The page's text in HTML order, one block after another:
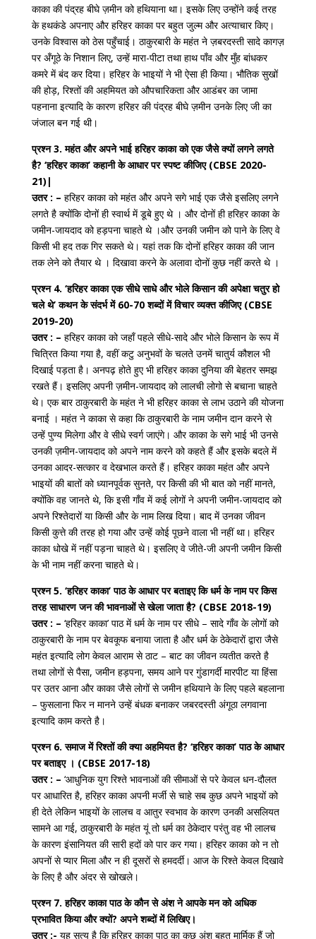
काका की पंद्रह बीघे ज़मीन को हथियाना था। इसके लिए उन्होंने कई तरह
के हथकंडे अपनाए और हरिहर काका पर बहुत जुल्म और अत्याचार किए।
उनके विश्वास को ठेस पहुँचाई। ठाकुरबारी के महंत ने ज़बरदस्ती सादे कागज़
पर अँगूठे के निशान लिए, उन्हें मारा-पीटा तथा हाथ पाँव और मुँह बांधकर
कमरे में बंद कर दिया। हरिहर के भाइयों ने भी ऐसा ही किया। भौतिक सुखों
की होड़, रिश्तों की अहमियत को औपचारिकता और आडंबर का जामा
पहनाना इत्यादि के कारण हरिहर की पंद्रह बीघे ज़मीन उनके लिए जी का
जंजाल बन गई थी।
प्रश्न 3. महंत और अपने भाई हरिहर काका को एक जैसे क्यों लगने लगते
है? ‘हरिहर काका’ कहानी के आधार पर स्पष्ट कीजिए (CBSE 2020-
21)|
उतर : – हरिहर काका को महंत और अपने सगे भाई एक जैसे इसलिए लगने
लगते है क्योंकि दोनों ही स्वार्थ में डूबे हुए थे । और दोनों ही हरिहर काका के
जमीन-जायदाद को हड़पना चाहते थे ।और उनकी जमीन को पाने के लिए वे
किसी भी हद तक गिर सकते थे। यहां तक कि दोनों हरिहर काका की जान
तक लेने को तैयार थे । दिखावा करने के अलावा दोनों कुछ नहीं करते थे ।
प्रश्न 4. ‘हरिहर काका एक सीधे साधे और भोले किसान की अपेक्षा चतुर हो
चले थे’ कथन के संदर्भ में 60-70 शब्दों में विचार व्यक्त कीजिए (CBSE
2019-20)
उतर : – हरिहर काका को जहाँ पहले सीधे-सादे और भोले किसान के रूप में
चित्रित किया गया है, वहीं कटु अनुभवों के चलते उनमें चातुर्य कौशल भी
दिखाई पड़ता है। अनपढ़ होते हुए भी हरिहर काका दुनिया की बेहतर समझ
रखते हैं। इसलिए अपनी ज़मीन-जायदाद को लालची लोगो से बचाना चाहते
थे। एक बार ठाकुरबारी के महंत ने भी हरिहर काका से लाभ उठाने की योजना
बनाई । महंत ने काका से कहा कि ठाकुरबारी के नाम जमीन दान करने से
उन्हें पुण्य मिलेगा और वे सीधे स्वर्ग जाएंगे। और काका के सगे भाई भी उनसे
उनकी ज़मीन-जायदाद को अपने नाम करने को कहते हैं और इसके बदले में
उनका आदर-सत्कार व देखभाल करते हैं। हरिहर काका महंत और अपने
भाइयों की बातों को ध्यानपूर्वक सुनते, पर किसी की भी बात को नहीं मानते,
क्योंकि वह जानते थे, कि इसी गाँव में कई लोगों ने अपनी जमीन-जायदाद को
अपने रिश्तेदारों या किसी और के नाम लिख दिया। बाद में उनका जीवन
किसी कुत्ते की तरह हो गया और उन्हें कोई पूछने वाला भी नहीं था। हरिहर
काका धोखे में नहीं पड़ना चाहते थे। इसलिए वे जीते-जी अपनी जमीन किसी
के भी नाम नहीं करना चाहते थे।
प्रश्न 5. ‘हरिहर काका’ पाठ के आधार पर बताइए कि धर्म के नाम पर किस
तरह साधारण जन की भावनाओं से खेला जाता है? (CBSE 2018-19)
उतर : – ‘हरिहर काका’ पाठ में धर्म के नाम पर सीधे – सादे गाँव के लोगों को
ठाकुरबारी के नाम पर बेवकूफ बनाया जाता है और धर्म के ठेकेदारों द्वारा जैसे
महंत इत्यादि लोग केवल आराम से ठाट – बाट का जीवन व्यतीत करते है
तथा लोगों से पैसा, जमीन हड़पना, समय आने पर गुंडागर्दी मारपीट या हिंसा
पर उतर आना और काका जैसे लोगों से जमीन हथियाने के लिए पहले बहलाना
– फुसलाना फिर न मानने उन्हें बंधक बनाकर जबरदस्ती अंगूठा लगवाना
इत्यादि काम करते है।
प्रश्न 6. समाज में रिश्तों की क्या अहमियत है? ‘हरिहर काका’ पाठ के आधार
पर बताइए । (CBSE 2017-18)
उतर : – ‘आधुनिक युग रिश्ते भावनाओं की सीमाओं से परे केवल धन-दौलत
पर आधारित है, हरिहर काका अपनी मर्जी से चाहे सब कुछ अपने भाइयों को
ही देते लेकिन भाइयों के लालच व आतुर स्वभाव के कारण उनकी असलियत
सामने आ गई, ठाकुरबारी के महंत यूं तो धर्म का ठेकेदार परंतु वह भी लालच
के कारण इंसानियत की सारी हदों को पार कर गया। हरिहर काका को न तो
अपनों से प्यार मिला और न ही दूसरों से हमदर्दी। आज के रिश्ते केवल दिखावे
के लिए है और अंदर से खोखले।
प्रश्न 7. हरिहर काका पाठ के कौन से अंश ने आपके मन को अधिक
प्रभावित किया और क्यों? अपने शब्दों में लिखिए।
उतर :- यह सत्य है कि हरिहर काका पाठ का कुछ अंश बहुत मार्मिक हैं जो